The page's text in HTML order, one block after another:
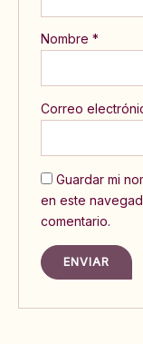
Nombre*
Correo
Guardar mi
en este
comentario.